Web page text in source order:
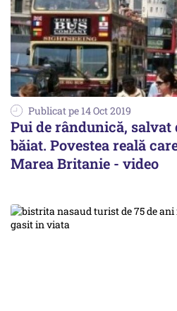
Publicat pe 14 Oct 2019
Pui de rândunică, salvat
băiat. Povestea reală
Marea Britanie - video